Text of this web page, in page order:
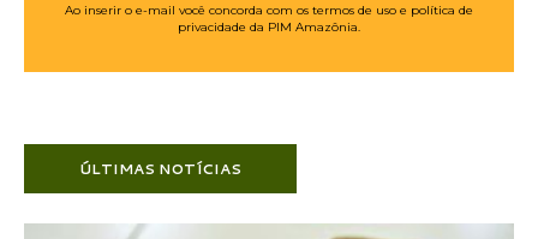
Ao inserir o e-mail você concorda com os termos de uso e política de
privacidade da PIM Amazônia.
ÚLTIMAS NOTÍCIAS